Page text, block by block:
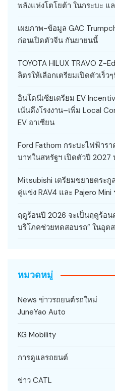
พลังแห่งโตโยต้า ในกระบะ แ
เผยภาพ-ข้อมูล GAC
ก่อนเปิดตัวจีน กันยายนนี้
TOYOTA HILUX TRAVO Z-
ลิตรให้เลือกเตรียมเปิดตัวเร็ว
อินโดนีเซียเตรียม EV
เน้นดึงโรงงาน–เพิ่ม Local
EV อาเซียน
Ford Fathom กระบะไฟฟ้าร
บาทในสหรัฐฯ เปิดตัวปี
Mitsubishi เตรียมขยายตระกู
คู่แข่ง RAV4 และ Pajero Mini
ฤดูร้อนปี 2026 จะเป็นฤดูร้อน
บริโภคช่วยทดสอบรถ” ในอุต
หมวดหมู่
News ข่าวรถยนต์รถใหม่
JuneYao Auto
KG Mobility
การดูแลรถยนต์
ข่าว CATL